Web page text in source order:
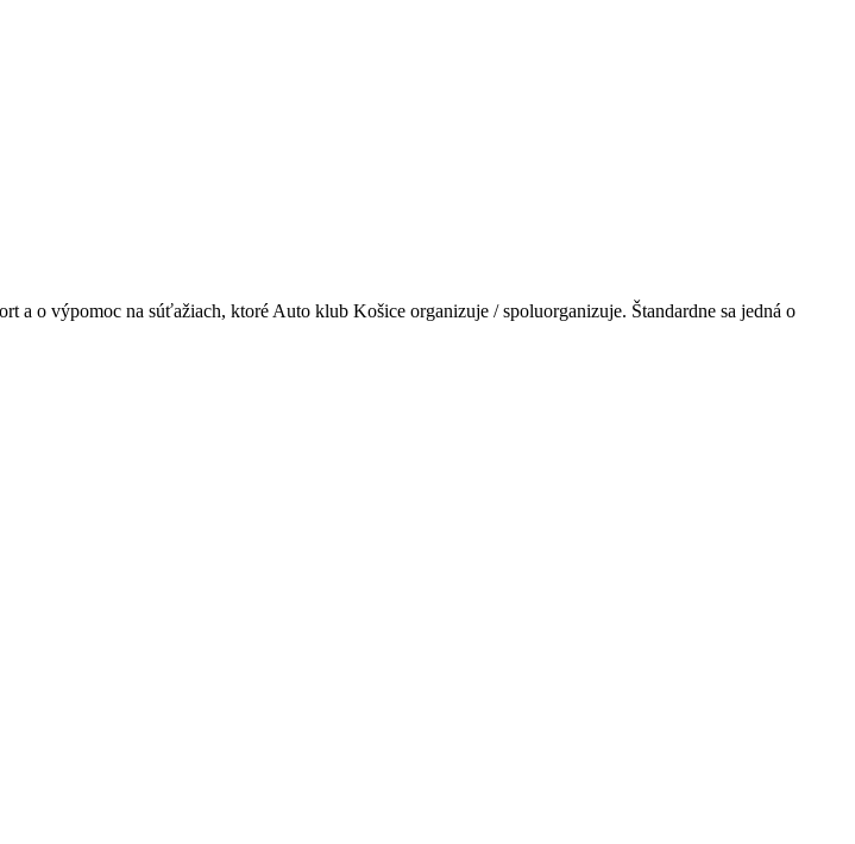
a o výpomoc na súťažiach, ktoré Auto klub Košice organizuje / spoluorganizuje. Štandardne sa jedná o